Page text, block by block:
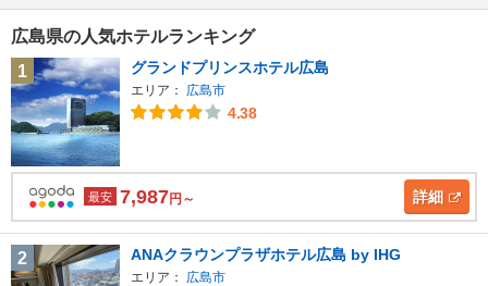
広島県の人気ホテルランキング
1
グランドプリンスホテル広島
エリア： 広島市
4.38
最安 7,987円～ 詳細
2 ANAクラウンプラザホテル広島 by IHG
エリア： 広島市